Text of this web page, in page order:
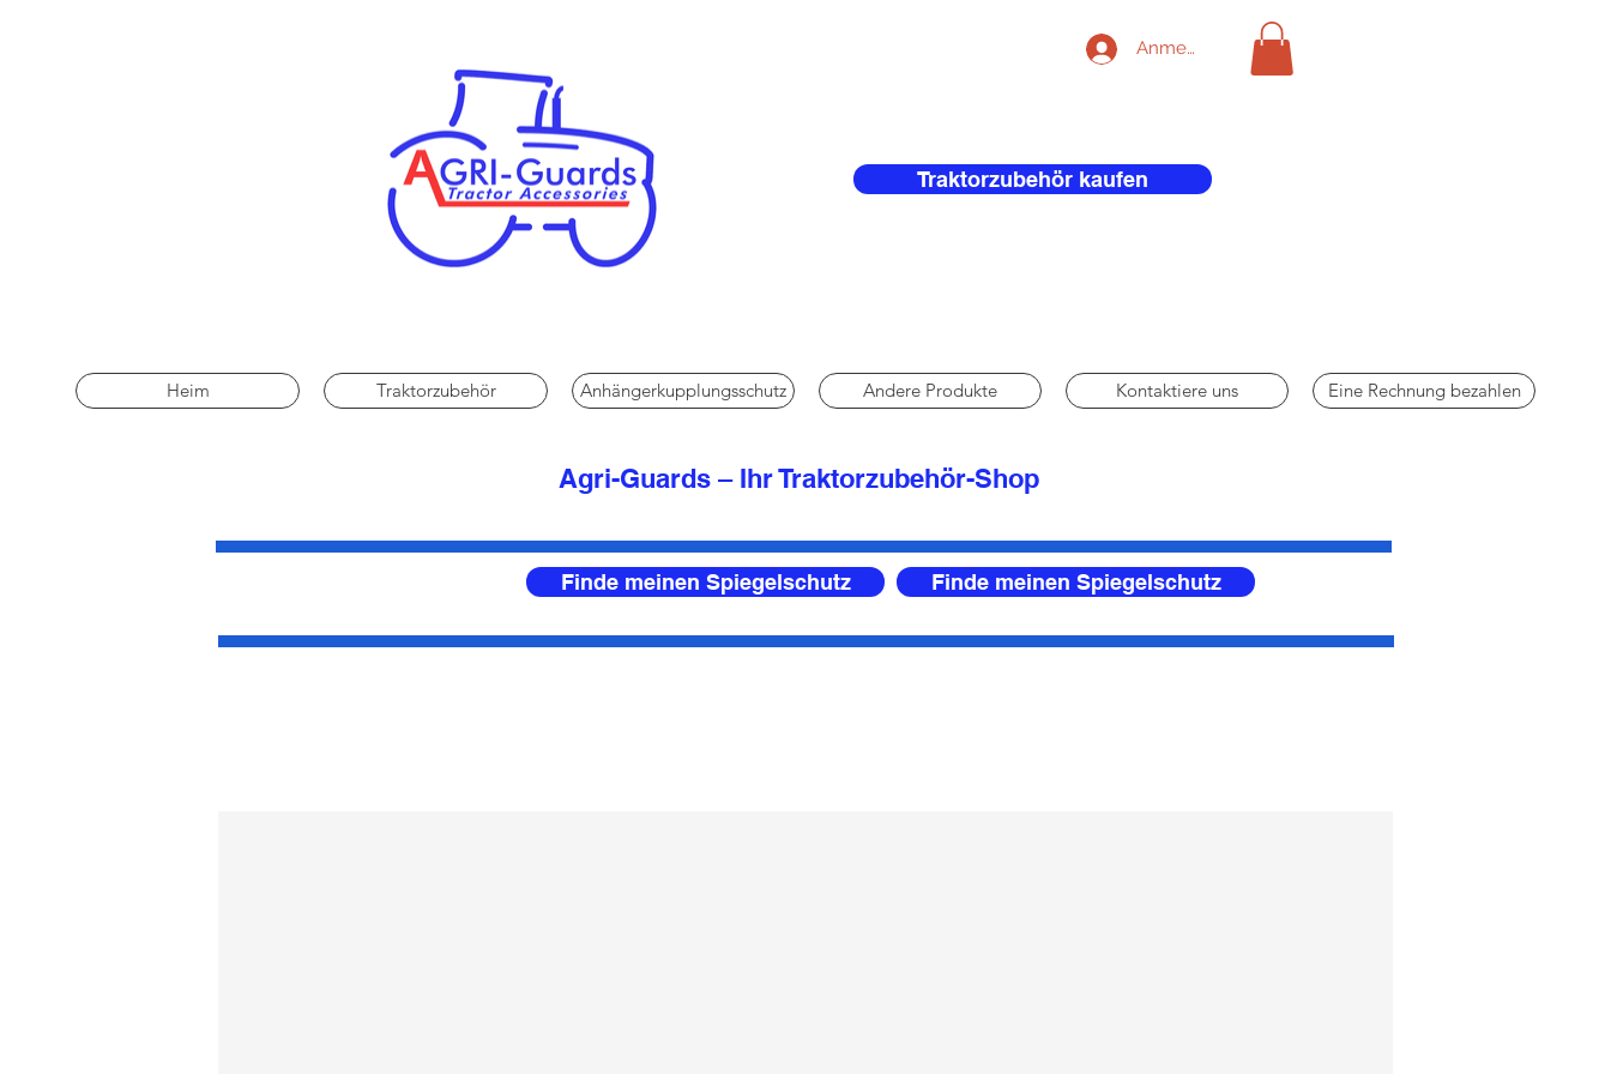
Anmelden
Traktorzubehör kaufen
Heim Traktorzubehör Anhängerkupplungsschutz Andere Produkte Kontaktiere uns Eine Rechnung bezahlen
Agri-Guards – Ihr Traktorzubehör-Shop
Finde meinen Spiegelschutz Finde meinen Spiegelschutz